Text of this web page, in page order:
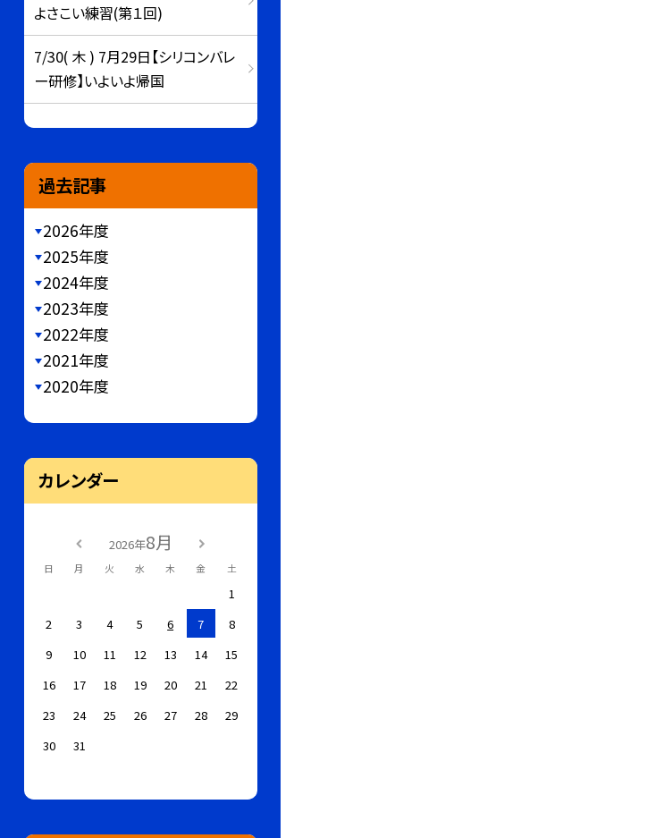
よさこい練習(第１回)
7/30( 木 ) 7月29日【シリコンバレ
ー研修】いよいよ帰国
過去記事
2026年度
2025年度
2024年度
2023年度
2022年度
2021年度
2020年度
カレンダー
2026年8月
日 月 火 水 木 金 土
1
2
3 4 5 6 7
8
9
10 11 12 13 14
15
16
17 18 19 20 21
22
23
24 25 26 27 28
29
30
31